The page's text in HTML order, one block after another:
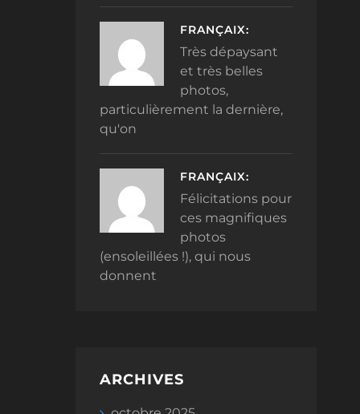
FRANÇAIX:
Très dépaysant
et très belles
photos,
particulièrement la dernière,
qu'on
FRANÇAIX:
Félicitations pour
ces magnifiques
photos
(ensoleillées !), qui nous
donnent
ARCHIVES